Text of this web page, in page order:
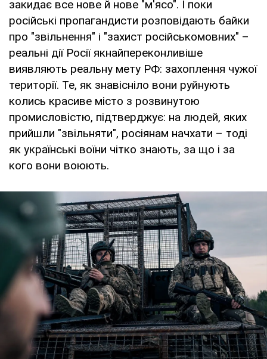
закидає все нове й нове "м'ясо". І поки
російські пропагандисти розповідають байки
про "звільнення" і "захист російськомовних" –
реальні дії Росії якнайпереконливіше
виявляють реальну мету РФ: захоплення чужої
території. Те, як знавісніло вони руйнують
колись красиве місто з розвинутою
промисловістю, підтверджує: на людей, яких
прийшли "звільняти", росіянам начхати – тоді
як українські воїни чітко знають, за що і за
кого вони воюють.